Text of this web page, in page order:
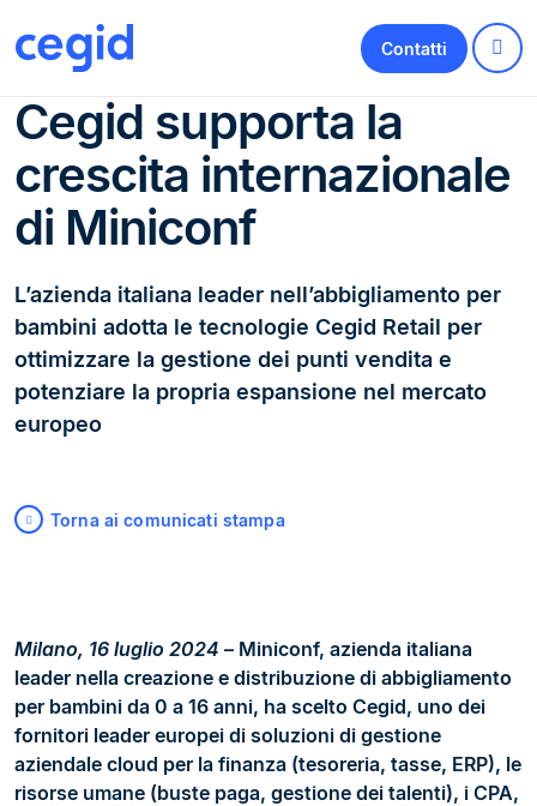
Contatti
Cegid supporta la
crescita internazionale
di Miniconf
L’azienda italiana leader nell’abbigliamento per
bambini adotta le tecnologie Cegid Retail per
ottimizzare la gestione dei punti vendita e
potenziare la propria espansione nel mercato
europeo
Torna ai comunicati stampa
Milano, 16 luglio 2024 – Miniconf, azienda italiana
leader nella creazione e distribuzione di abbigliamento
per bambini da 0 a 16 anni, ha scelto Cegid, uno dei
fornitori leader europei di soluzioni di gestione
aziendale cloud per la finanza (tesoreria, tasse, ERP), le
risorse umane (buste paga, gestione dei talenti), i CPA,